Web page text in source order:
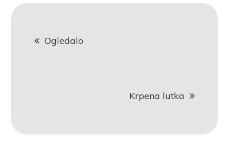
navigation
Ogledalo
Krpena lutka